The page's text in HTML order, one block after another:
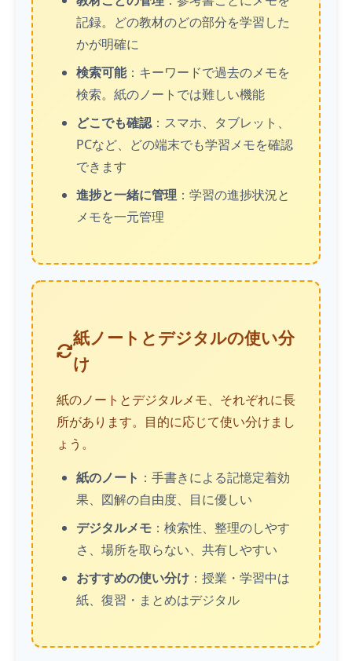
記録。どの教材のどの部分を学習した
かが明確に
検索可能：キーワードで過去のメモを
検索。紙のノートでは難しい機能
どこでも確認：スマホ、タブレット、
PCなど、どの端末でも学習メモを確認
できます
進捗と一緒に管理 ：学習の進捗状況と
メモを一元管理
紙ノートとデジタルの使い分
け
紙のノートとデジタルメモ、それぞれに長
所があります。目的に応じて使い分けまし
ょう。
紙のノート ：手書きによる記憶定着効
果、図解の自由度、目に優しい
デジタルメモ ：検索性、整理のしやす
さ、場所を取らない、共有しやすい
おすすめの使い分け ：授業・学習中は
紙、復習・まとめはデジタル